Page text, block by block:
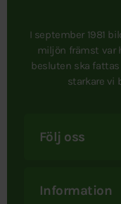
I september 1981
miljön främst var
besluten ska
starkare vi
Följ oss
Information